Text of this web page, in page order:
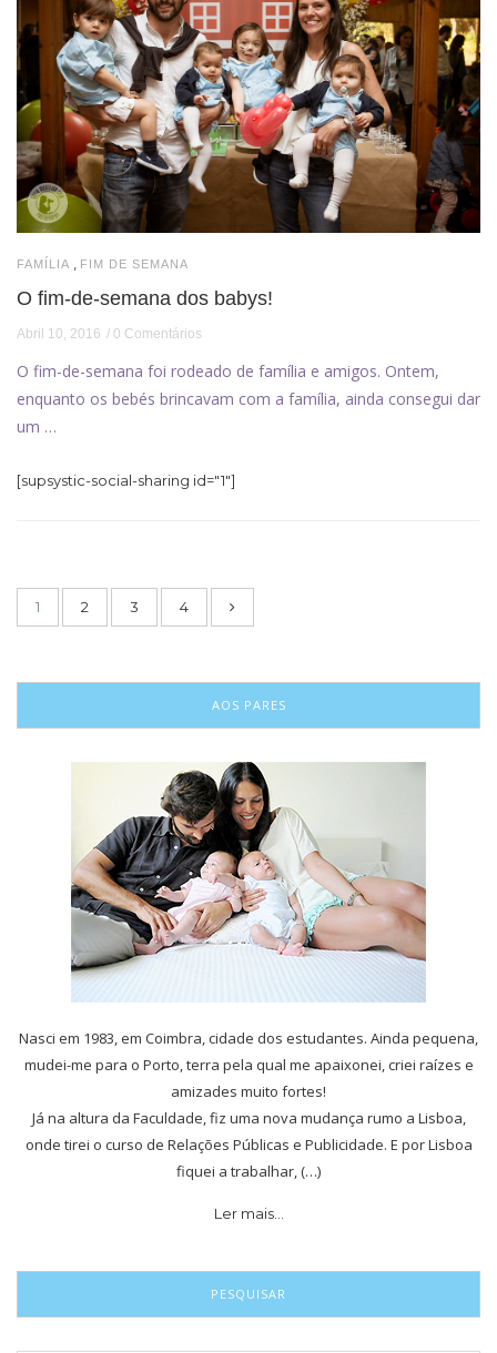
FAMÍLIA FIM DE SEMANA
O fim-de-semana dos babys!
Abril 10, 2016 0 Comentários
O fim-de-semana foi rodeado de família e amigos. Ontem,
enquanto os bebés brincavam com a família, ainda consegui dar
um …
[supsystic-social-sharing id="1"]
1 2 3 4
AOS PARES
Nasci em 1983, em Coimbra, cidade dos estudantes. Ainda pequena,
mudei-me para o Porto, terra pela qual me apaixonei, criei raízes e
amizades muito fortes!
Já na altura da Faculdade, fiz uma nova mudança rumo a Lisboa,
onde tirei o curso de Relações Públicas e Publicidade. E por Lisboa
fiquei a trabalhar, (…)
Ler mais…
PESQUISAR